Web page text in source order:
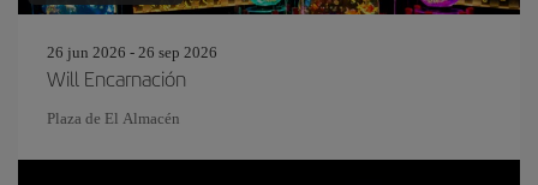
26 jun 2026 - 26 sep 2026
Will Encarnación
Plaza de El Almacén